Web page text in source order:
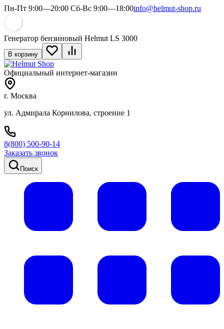
Пн-Пт 9:00—20:00 Сб-Вс 9:00—18:00info@helmut-shop.ru
Генератор бензиновый Helmut LS 3000
В корзину
Официальный интернет-магазин
г. Москва
ул. Адмирала Корнилова, строение 1
8(800) 500-90-14
Заказать звонок
Поиск